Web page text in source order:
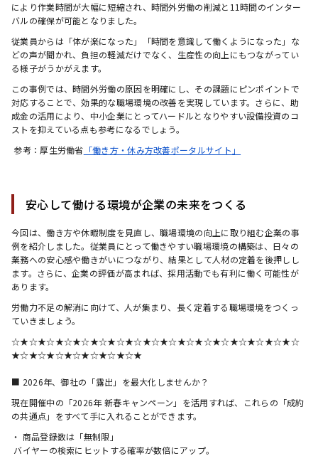
により作業時間が大幅に短縮され、時間外労働の削減と11時間のインター
バルの確保が可能となりました。
従業員からは「体が楽になった」「時間を意識して働くようになった」な
どの声が聞かれ、負担の軽減だけでなく、生産性の向上にもつながってい
る様子がうかがえます。
この事例では、時間外労働の原因を明確にし、その課題にピンポイントで
対応することで、効果的な職場環境の改善を実現しています。さらに、助
成金の活用により、中小企業にとってハードルとなりやすい設備投資のコ
ストを抑えている点も参考になるでしょう。
参考：厚生労働省 「働き方・休み方改善ポータルサイト」
安心して働ける環境が企業の未来をつくる
今回は、働き方や休暇制度を見直し、職場環境の向上に取り組む企業の事
例を紹介しました。従業員にとって働きやすい職場環境の構築は、日々の
業務への安心感や働きがいにつながり、結果として人材の定着を後押しし
ます。さらに、企業の評価が高まれば、採用活動でも有利に働く可能性が
あります。
労働力不足の解消に向けて、人が集まり、長く定着する職場環境をつくっ
ていきましょう。
☆★☆★☆★☆★☆★☆★☆★☆★☆★☆★☆★☆★☆★☆★☆★☆★☆
★☆★☆★☆★☆★☆★☆★☆★
■ 2026年、御社の「露出」を最大化しませんか？
現在開催中の「2026年 新春キャンペーン」を活用すれば、これらの「成約
の共通点」をすべて手に入れることができます。
・ 商品登録数は「無制限」
バイヤーの検索にヒットする確率が数倍にアップ。